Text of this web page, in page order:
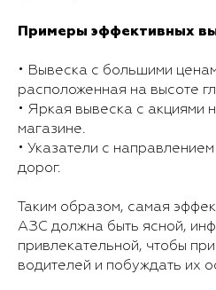
Примеры эффективных
• Вывеска с большими
расположенная на высоте
• Яркая вывеска с акциями
магазине.
• Указатели с
дорог.
Таким образом, самая
АЗС должна быть ясной,
привлекательной, чтобы
водителей и побуждать их